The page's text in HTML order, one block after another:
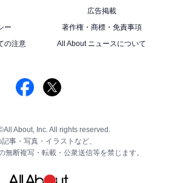
広告掲載
ー
著作権・商標・免責事項
の注意
All About ニュースについて
About, Inc. All rights reserved.
事・写真・イラストなど、
無断複写・転載・公衆送信等を禁じます。